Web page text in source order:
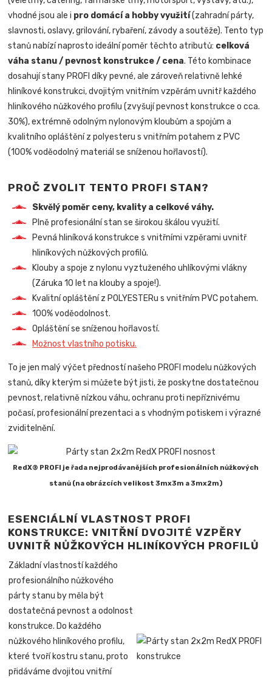
vhodné jsou ale i pro domácí a hobby využití(zahradní párty,
slavnosti, oslavy, grilování, rybaření, závody a soutěže). Tento typ
stanů nabízí naprosto ideální poměr těchto atributů: celková
váha stanu / pevnost konstrukce / cena. Této kombinace
dosahují stany PROFI díky pevné, ale zároveň relativně lehké
hliníkové konstrukci, dvojitým vnitřním vzpěrám uvnitř každého
hliníkového nůžkového profilu (zvyšují pevnost konstrukce o cca.
30%), extrémně odolným nylonovým kloubům a spojům a
kvalitního opláštění z polyesteru s vnitřním potahem z PVC
(100% voděodolný materiál se sníženou hořlavostí).
PROČ ZVOLIT TENTO PROFI STAN?
Skvělý poměr ceny, kvality a celkové váhy.
Plně profesionální stan se širokou škálou využití.
Pevná hliníková konstrukce s vnitřními vzpěrami uvnitř
hliníkových nůžkových profilů.
Klouby a spoje z nylonu vyztuženého uhlíkovými vlákny
(Záruka 10 let na klouby a spoje!).
Kvalitní opláštění z POLYESTERu s vnitřním PVC potahem.
100% voděodolnost.
Opláštění se sníženou hořlavostí.
Možnost vlastního potisku.
To je jen malý výčet předností našeho PROFI modelu nůžkových
stanů, díky kterým si můžete být jisti, že poskytne dostatečnou
pevnost, relativně nízkou váhu, ochranu proti nepříznivému
počasí, profesionální prezentaci a s vhodným potiskem i výrazné
zviditelnění.
RedX® PROFI je řada nejprodávanějších profesionálních nůžkových
stanů (na obrázcích velikost 3mx3m a 3mx2m)
ESENCIÁLNÍ VLASTNOST PROFI
KONSTRUKCE: VNITŘNÍ DVOJITÉ VZPĚRY
UVNITŘ NŮŽKOVÝCH HLINÍKOVÝCH PROFILŮ
Základní vlastností každého
profesionálního nůžkového
párty stanu by měla být
dostatečná pevnost a odolnost
konstrukce. Do každého
nůžkového hliníkového profilu,
které tvoří kostru stanu, proto
přidáváme dvojitou vnitřní